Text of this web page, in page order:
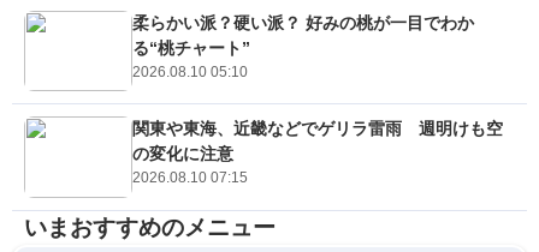
柔らかい派？硬い派？ 好みの桃が一目でわか
る“桃チャート”
2026.08.10 05:10
関東や東海、近畿などでゲリラ雷雨 週明けも空
の変化に注意
2026.08.10 07:15
いまおすすめのメニュー